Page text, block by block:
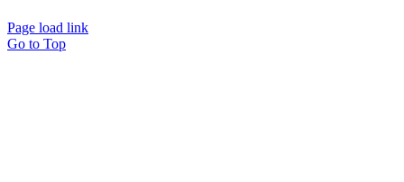
Page load link
Go to Top